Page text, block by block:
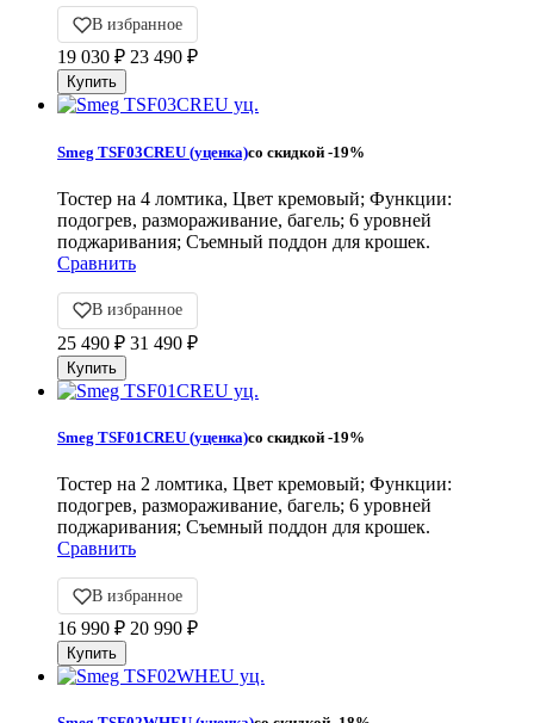
В избранное
19 030 ₽ 23 490 ₽
Smeg TSF03CREU (уценка)со скидкой -19%
Тостер на 4 ломтика, Цвет кремовый; Функции:
подогрев, размораживание, багель; 6 уровней
поджаривания; Съемный поддон для крошек.
Сравнить
В избранное
25 490 ₽ 31 490 ₽
Smeg TSF01CREU (уценка)со скидкой -19%
Тостер на 2 ломтика, Цвет кремовый; Функции:
подогрев, размораживание, багель; 6 уровней
поджаривания; Съемный поддон для крошек.
Сравнить
В избранное
16 990 ₽ 20 990 ₽